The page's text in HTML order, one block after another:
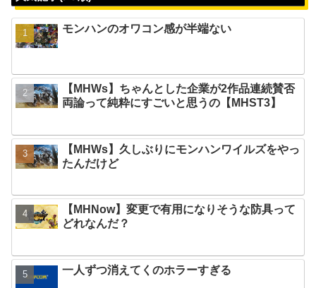
モンハンのオワコン感が半端ない
【MHWs】ちゃんとした企業が2作品連続賛否
両論って純粋にすごいと思うの【MHST3】
【MHWs】久しぶりにモンハンワイルズをやっ
たんだけど
【MHNow】変更で有用になりそうな防具って
どれなんだ？
一人ずつ消えてくのホラーすぎる